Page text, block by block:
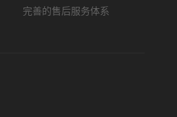
完善的售后服务体系